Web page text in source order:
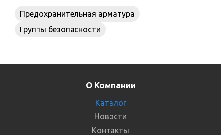
Предохранительная арматура
Группы безопасности
О Компании
Каталог
Новости
Контакты